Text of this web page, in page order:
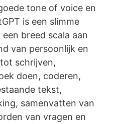
tone of voice en
is een slimme
breed scala aan
van persoonlijk en
schrijven,
doen, coderen,
tekst,
samenvatten van
van vragen en